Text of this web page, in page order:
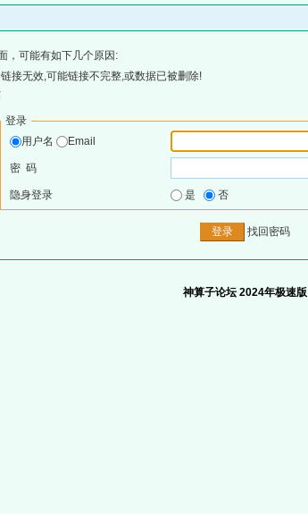
，可能有如下几个原因:
接无效,可能链接不完整,或数据已被删除!
登录
用户名
Email
密 码
隐身登录 是 否
找回密码
神算子论坛 2024年极速版